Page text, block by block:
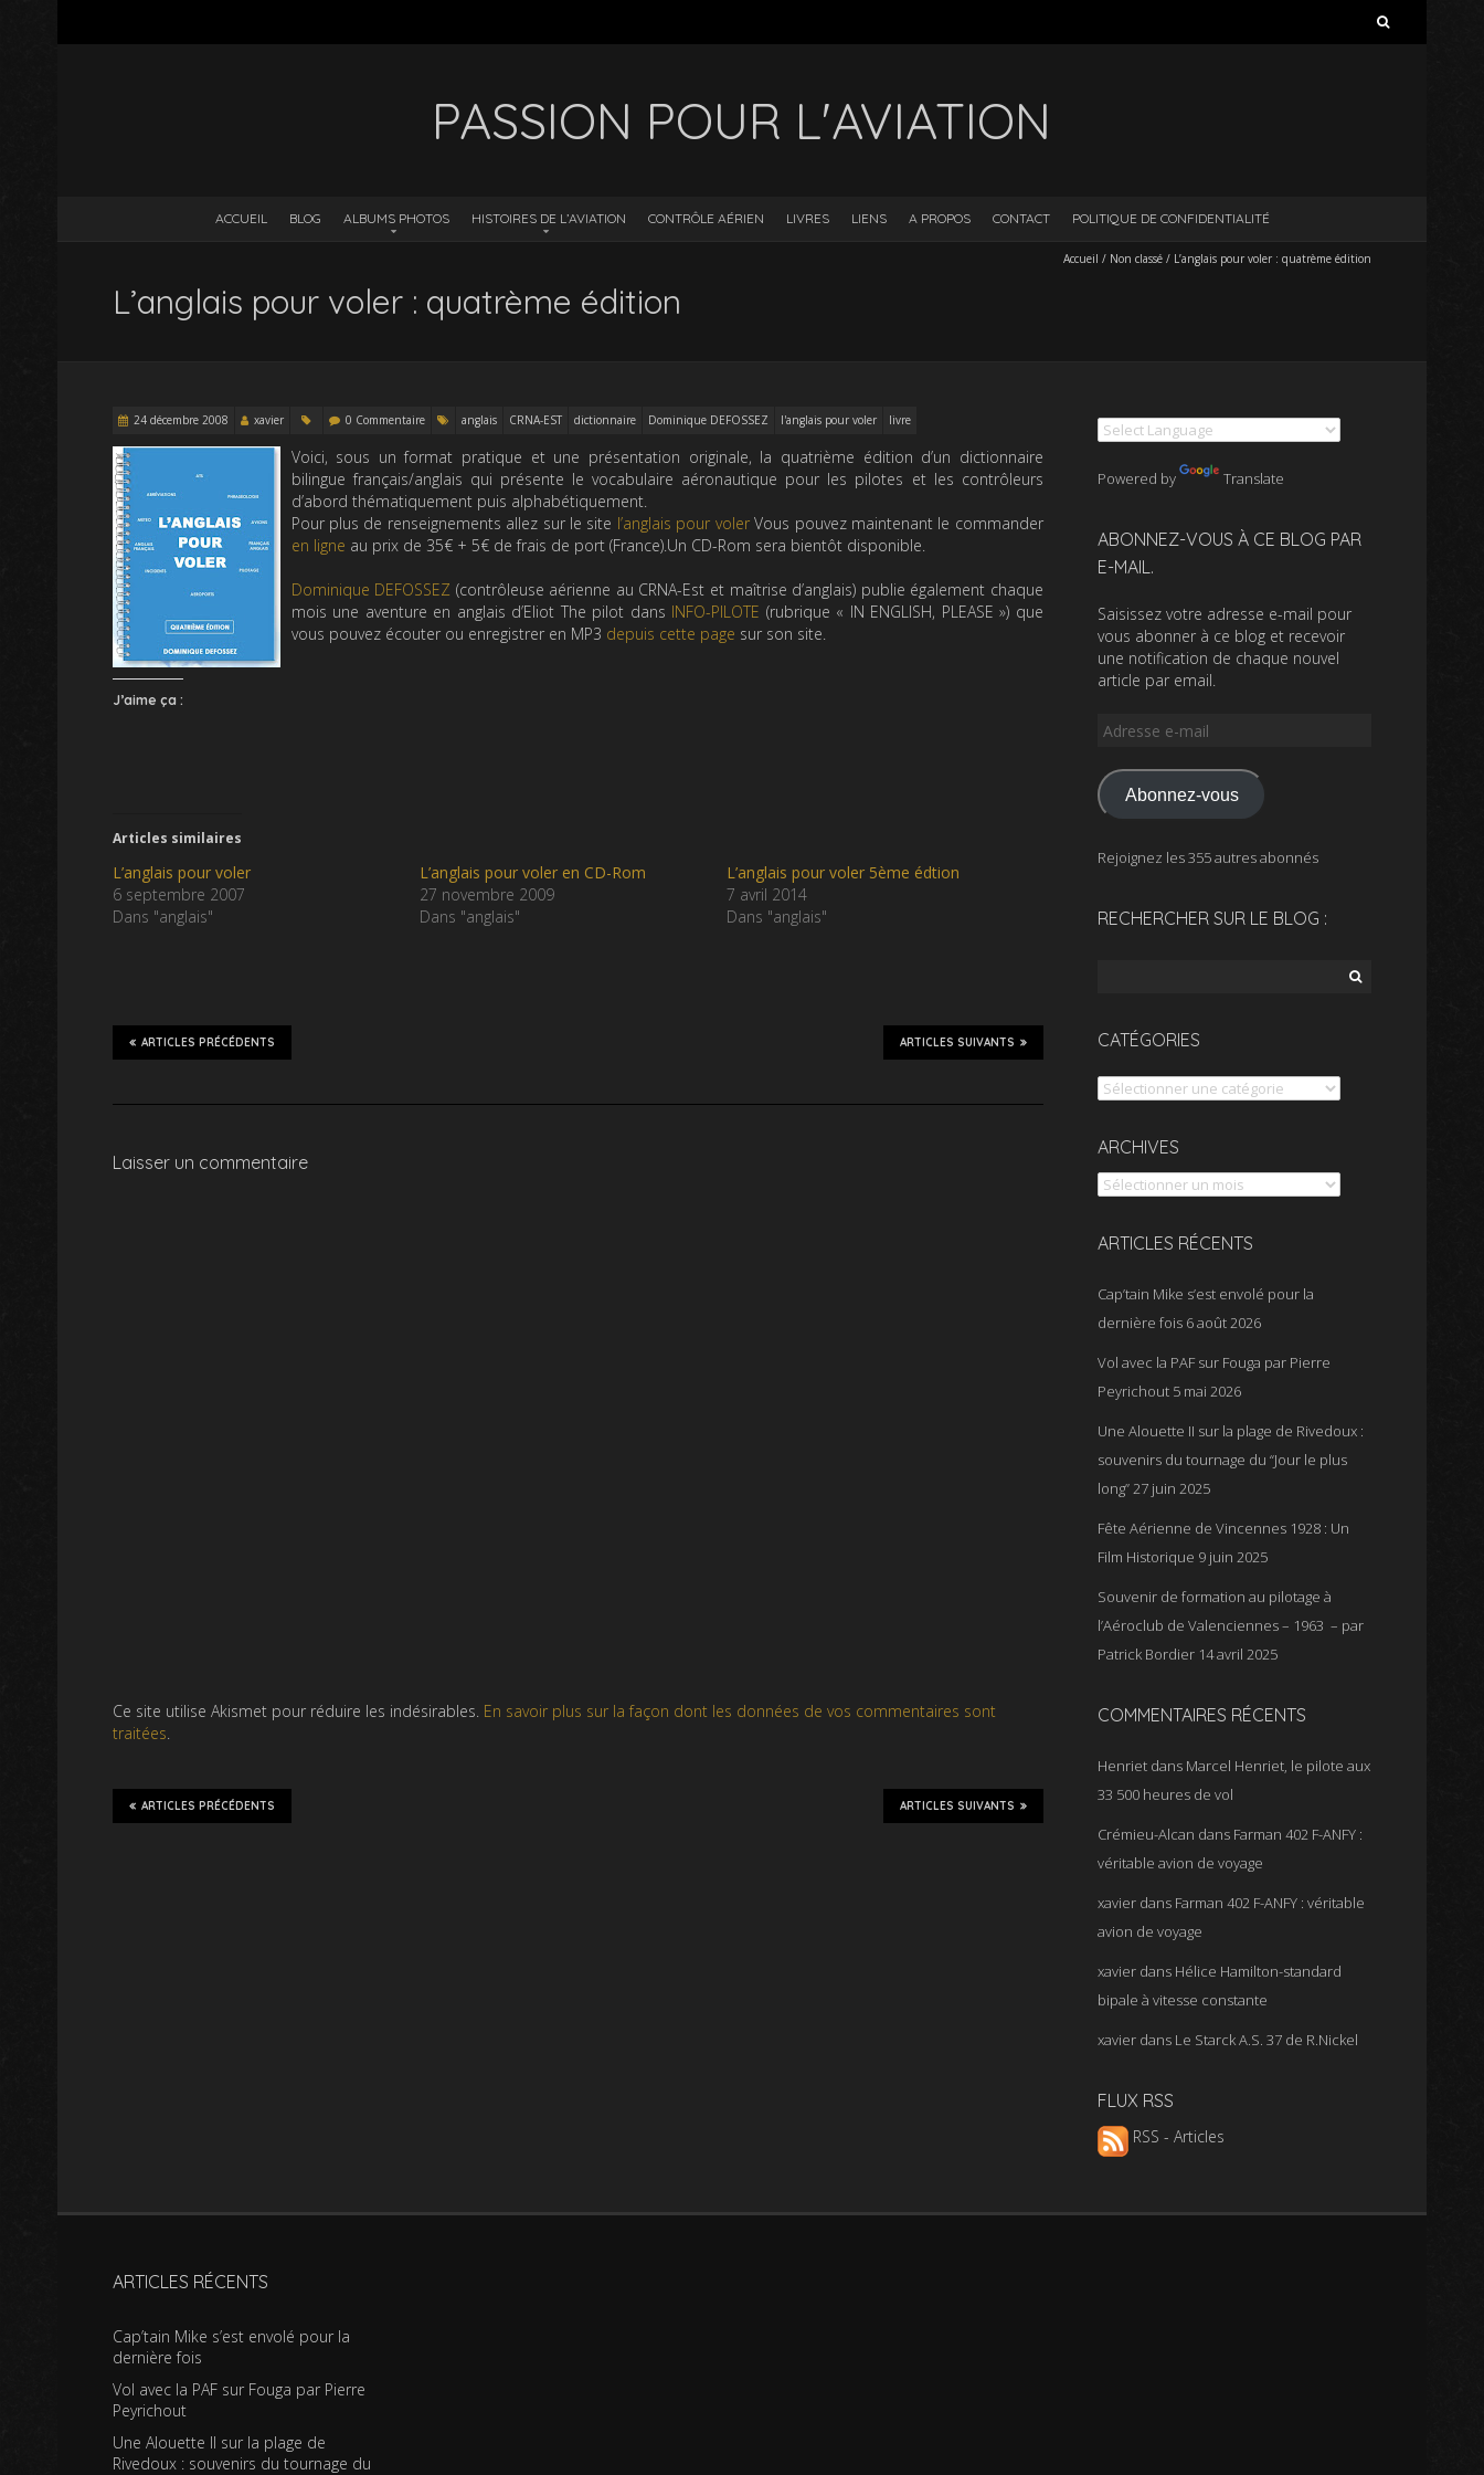
PASSION POUR L'AVIATION
ACCUEIL BLOG ALBUMS PHOTOS HISTOIRES DE L’AVIATION CONTRÔLE AÉRIEN LIVRES LIENS A PROPOS CONTACT POLITIQUE DE CONFIDENTIALITÉ
Accueil / Non classé / L’anglais pour voler : quatrème édition
L’anglais pour voler : quatrème édition
24 décembre 2008 xavier 0 Commentaire anglais CRNA-EST dictionnaire Dominique DEFOSSEZ l'anglais pour voler livre
Voici, sous un format pratique et une présentation originale, la quatrième édition d’un dictionnaire
bilingue français/anglais qui présente le vocabulaire aéronautique pour les pilotes et les contrôleurs
d’abord thématiquement puis alphabétiquement.
Pour plus de renseignements allez sur le site l’anglais pour volerVous pouvez maintenant le commander
en ligne au prix de 35€ + 5€ de frais de port (France).Un CD-Rom sera bientôt disponible.
Dominique DEFOSSEZ (contrôleuse aérienne au CRNA-Est et maîtrise d’anglais) publie également chaque
mois une aventure en anglais d’Eliot The pilot dans INFO-PILOTE (rubrique « IN ENGLISH, PLEASE ») que
vous pouvez écouter ou enregistrer en MP3 depuis cette page sur son site.
J’aime ça :
Articles similaires
L’anglais pour voler
6 septembre 2007
Dans "anglais"
L’anglais pour voler en CD-Rom
27 novembre 2009
Dans "anglais"
L’anglais pour voler 5ème édtion
7 avril 2014
Dans "anglais"
ARTICLES SUIVANTS
ARTICLES PRÉCÉDENTS
Laisser un commentaire
Ce site utilise Akismet pour réduire les indésirables. En savoir plus sur la façon dont les données de vos commentaires sont
traitées.
ARTICLES SUIVANTS
ARTICLES PRÉCÉDENTS
Powered by Translate
ABONNEZ-VOUS À CE BLOG PAR
E-MAIL.
Saisissez votre adresse e-mail pour
vous abonner à ce blog et recevoir
une notification de chaque nouvel
article par email.
Adresse
mail
Abonnez-vous
Rejoignez les 355 autres abonnés
RECHERCHER SUR LE BLOG :
CATÉGORIES
Catégories
ARCHIVES
Archives
ARTICLES RÉCENTS
Cap’tain Mike s’est envolé pour la
dernière fois 6 août 2026
Vol avec la PAF sur Fouga par Pierre
Peyrichout 5 mai 2026
Une Alouette II sur la plage de Rivedoux :
souvenirs du tournage du “Jour le plus
long”27 juin 2025
Fête Aérienne de Vincennes 1928 : Un
Film Historique 9 juin 2025
Souvenir de formation au pilotage à
l’Aéroclub de Valenciennes – 1963 – par
Patrick Bordier 14 avril 2025
COMMENTAIRES RÉCENTS
Henriet dans Marcel Henriet, le pilote aux
33 500 heures de vol
Crémieu-Alcan dans Farman 402 F-ANFY :
véritable avion de voyage
xavier dans Farman 402 F-ANFY : véritable
avion de voyage
xavier dans Hélice Hamilton-standard
bipale à vitesse constante
xavier dans Le Starck A.S. 37 de R.Nickel
FLUX RSS
RSS - Articles
ARTICLES RÉCENTS
Cap’tain Mike s’est envolé pour la
dernière fois
Vol avec la PAF sur Fouga par Pierre
Peyrichout
Une Alouette II sur la plage de
Rivedoux : souvenirs du tournage du